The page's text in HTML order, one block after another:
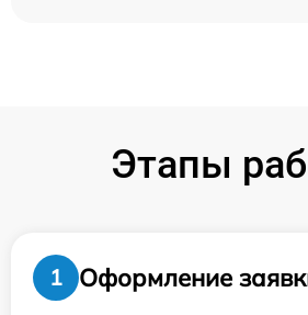
Этапы
1
Оформление